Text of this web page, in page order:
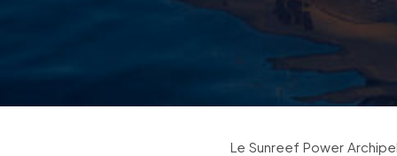
Le Sunreef Power